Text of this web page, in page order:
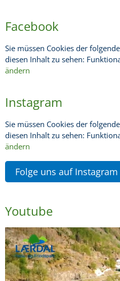
Facebook
Sie müssen Cookies der
diesen Inhalt zu sehen:
ändern
Instagram
Sie müssen Cookies der
diesen Inhalt zu sehen:
ändern
Folge uns auf Instagram
Youtube